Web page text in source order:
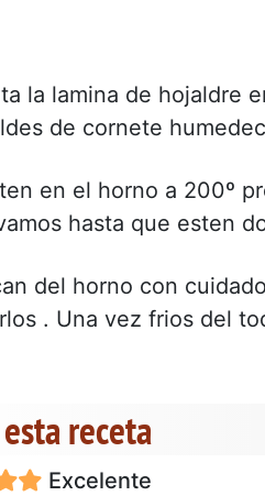
la lamina de hojaldre
de cornete
en el horno a 200º
hasta que esten
del horno con
. Una vez frios del
receta
Excelente